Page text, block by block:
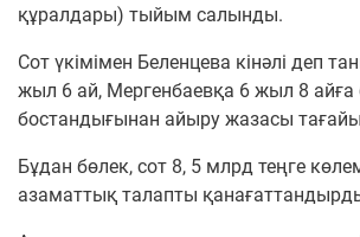
құралдары) тыйым салынды.
Сот үкімімен Беленцева кінəлі деп
жыл 6 ай, Мергенбаевқа 6 жыл 8 айға
бостандығынан айыру жазасы
Бұдан бөлек, сот 8, 5 млрд теңге
азаматтық талапты